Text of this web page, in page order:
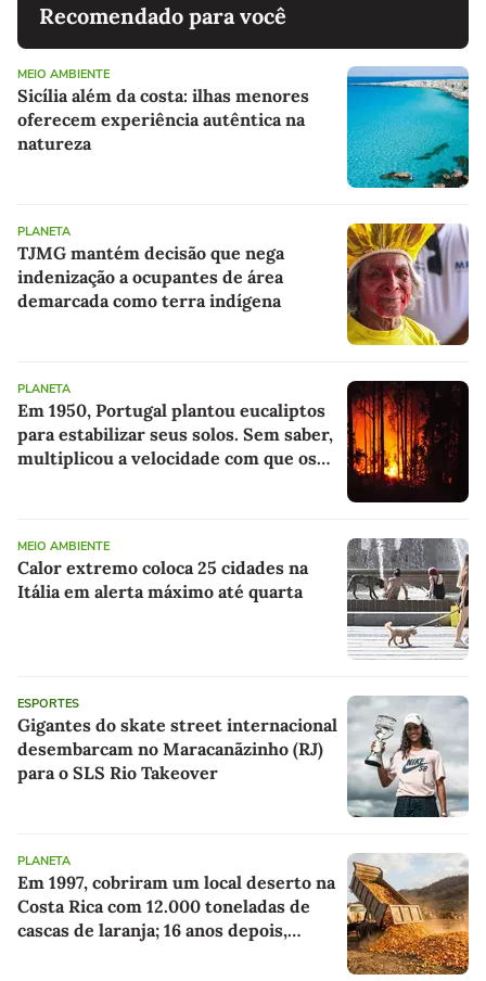
Recomendado para você
MEIO AMBIENTE
Sicília além da costa: ilhas menores
oferecem experiência autêntica na
natureza
PLANETA
TJMG mantém decisão que nega
indenização a ocupantes de área
demarcada como terra indígena
PLANETA
Em 1950, Portugal plantou eucaliptos
para estabilizar seus solos. Sem saber,
multiplicou a velocidade com que os
MEIO AMBIENTE
Calor extremo coloca 25 cidades na
Itália em alerta máximo até quarta
ESPORTES
Gigantes do skate street internacional
desembarcam no Maracanãzinho (RJ)
para o SLS Rio Takeover
PLANETA
Em 1997, cobriram um local deserto na
Costa Rica com 12.000 toneladas de
cascas de laranja; 16 anos depois,